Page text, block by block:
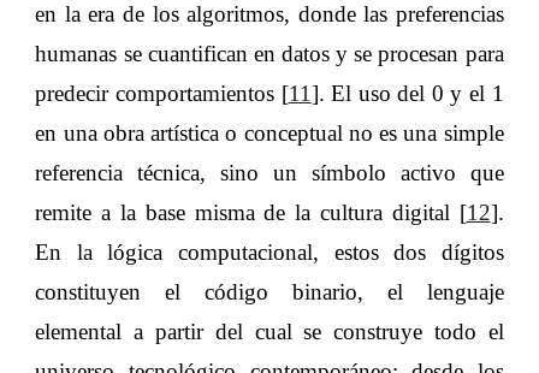
en la era de los algoritmos, donde las preferencias
humanas se cuantifican en datos y se procesan para
predecir comportamientos [11]. El uso del 0 y el 1
en una obra artística o conceptual no es una simple
referencia técnica, sino un símbolo activo que
remite a la base misma de la cultura digital [12].
En la lógica computacional, estos dos dígitos
constituyen el código binario, el lenguaje
elemental a partir del cual se construye todo el